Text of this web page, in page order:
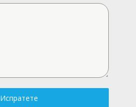
Испратете